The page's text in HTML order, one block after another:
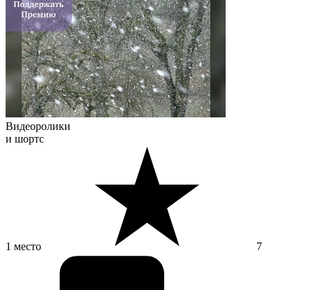
Видеоролики
и шортс
1 место 7